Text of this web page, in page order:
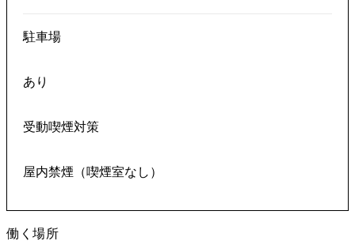
駐車場
あり
受動喫煙対策
屋内禁煙（喫煙室なし）
働く場所